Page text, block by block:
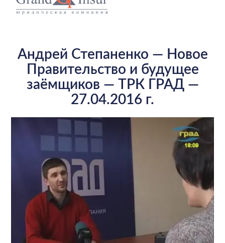
Андрей Степаненко — Новое
Правительство и будущее
заёмщиков — ТРК ГРАД —
27.04.2016 г.